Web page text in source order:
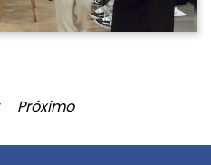
Próximo